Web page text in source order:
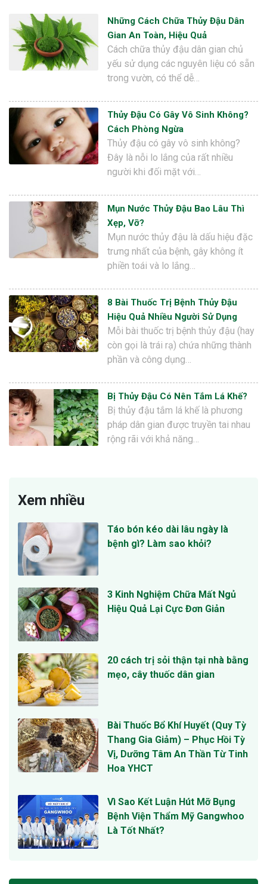
Những Cách Chữa Thủy Đậu Dân
Gian An Toàn, Hiệu Quả
Cách chữa thủy đậu dân gian chủ
yếu sử dụng các nguyên liệu có sẵn
trong vườn, có thể dễ…
Thủy Đậu Có Gây Vô Sinh Không?
Cách Phòng Ngừa
Thủy đậu có gây vô sinh không?
Đây là nỗi lo lắng của rất nhiều
người khi đối mặt với…
Mụn Nước Thủy Đậu Bao Lâu Thì
Xẹp, Vỡ?
Mụn nước thủy đậu là dấu hiệu đặc
trưng nhất của bệnh, gây không ít
phiền toái và lo lắng…
8 Bài Thuốc Trị Bệnh Thủy Đậu
Hiệu Quả Nhiều Người Sử Dụng
Mỗi bài thuốc trị bệnh thủy đậu (hay
còn gọi là trái rạ) chứa những thành
phần và công dụng…
Bị Thủy Đậu Có Nên Tắm Lá Khế?
Bị thủy đậu tắm lá khế là phương
pháp dân gian được truyền tai nhau
rộng rãi với khả năng…
Xem nhiều
Táo bón kéo dài lâu ngày là
bệnh gì? Làm sao khỏi?
3 Kinh Nghiệm Chữa Mất Ngủ
Hiệu Quả Lại Cực Đơn Giản
20 cách trị sỏi thận tại nhà bằng
mẹo, cây thuốc dân gian
Bài Thuốc Bổ Khí Huyết (Quy Tỳ
Thang Gia Giảm) – Phục Hồi Tỳ
Vị, Dưỡng Tâm An Thần Từ Tinh
Hoa YHCT
Vì Sao Kết Luận Hút Mỡ Bụng
Bệnh Viện Thẩm Mỹ Gangwhoo
Là Tốt Nhất?